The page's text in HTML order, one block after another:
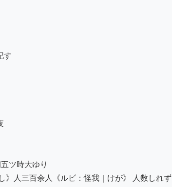
す
ツ時大ゆり
人三百余人《ルビ：怪我｜けが》 人数しれず